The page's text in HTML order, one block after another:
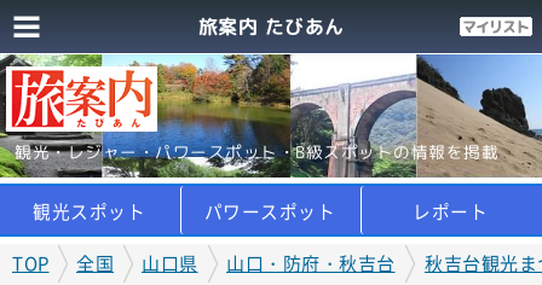
旅案内 たびあん
観光・レジャー・パワースポット・B級スポットの情報を掲載
観光スポット パワースポット
レポート
TOP
全国 山口県 山口・防府・秋吉台 秋吉台観光